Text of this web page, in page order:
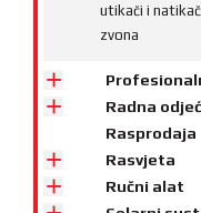
utikači i
zvona
Radna
Rasprodaja
Rasvjeta
Ručni alat